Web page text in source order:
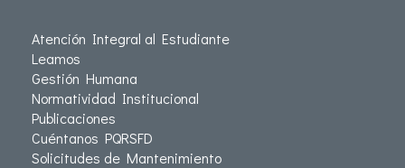
Atención Integral al Estudiante
Leamos
Gestión Humana
Normatividad Institucional
Publicaciones
Cuéntanos PQRSFD
Solicitudes de Mantenimiento